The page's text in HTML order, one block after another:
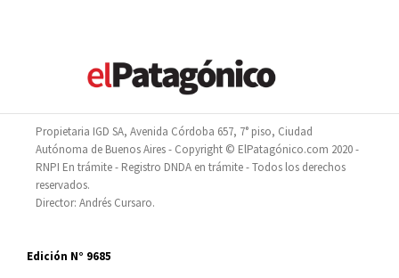
Propietaria IGD SA, Avenida Córdoba 657, 7° piso, Ciudad
Autónoma de Buenos Aires - Copyright © ElPatagónico.com 2020 -
RNPI En trámite - Registro DNDA en trámite - Todos los derechos
reservados.
Director: Andrés Cursaro.
Edición N° 9685